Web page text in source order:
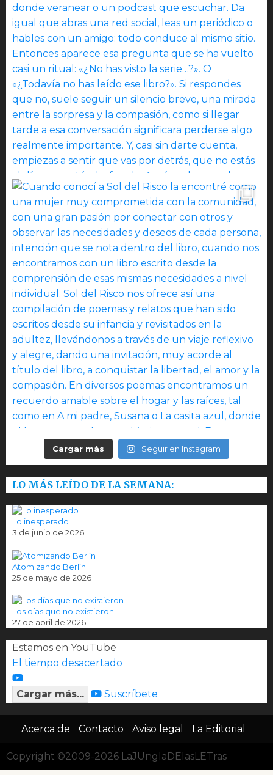
Cargar más Seguir en Instagram
LO MÁS LEÍDO DE LA SEMANA:
Lo inesperado
3 de junio de 2026
Atomizando Berlín
25 de mayo de 2026
Los días que no existieron
27 de abril de 2026
Estamos en YouTube
El tiempo desacertado
Cargar más... Suscríbete
Acerca de Contacto Aviso legal La Editorial
Copyright ©2009-2026 LaJUnglaDElasLETras